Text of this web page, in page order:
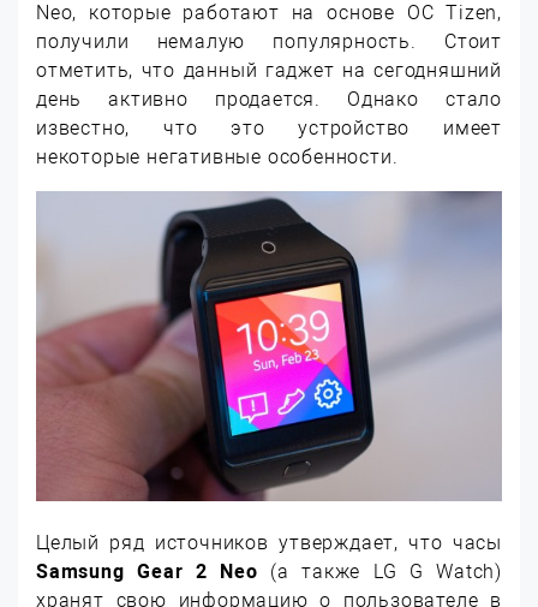
Neo, которые работают на основе ОС Tizen,
получили немалую популярность. Стоит
отметить, что данный гаджет на сегодняшний
день активно продается. Однако стало
известно, что это устройство имеет
некоторые негативные особенности.
Целый ряд источников утверждает, что часы
Samsung Gear 2 Neo (а также LG G Watch)
хранят свою информацию о пользователе в